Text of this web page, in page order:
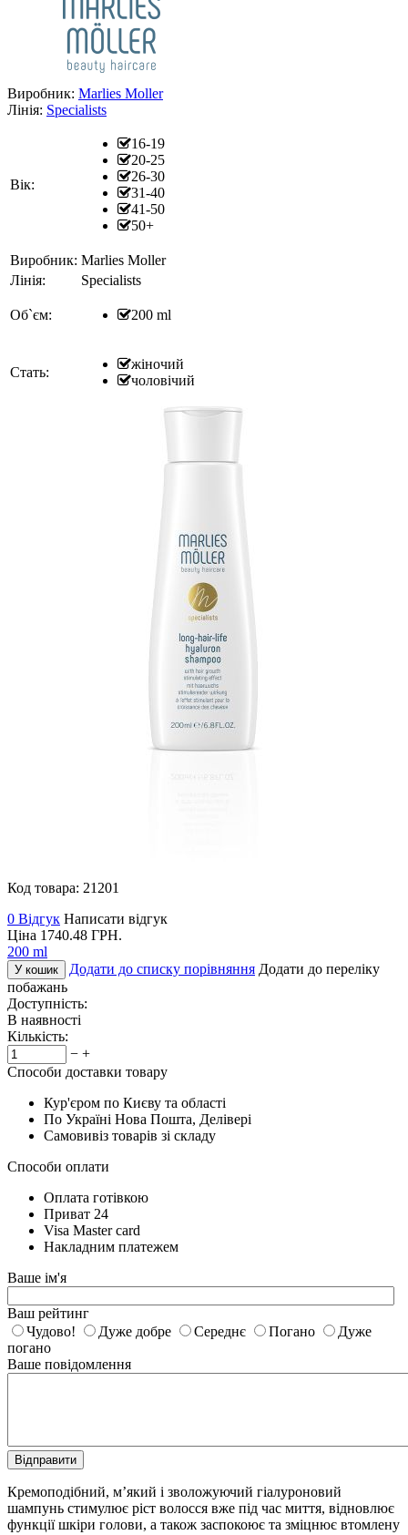
Виробник: Marlies Moller
Лінія: Specialists
Вік:
16-19
20-25
26-30
31-40
41-50
50+
Виробник: Marlies Moller
Лінія:
Specialists
Об`єм: 200 ml
Стать:
жіночий
чоловічий
Код товара: 21201
0 Відгук Написати відгук
Ціна 1740.48 ГРН.
200 ml
У кошик Додати до списку порівняння Додати до переліку
побажань
Доступність:
В наявності
Кількість:
− +
Способи доставки товару
Кур'єром по Києву та області
По Україні Нова Пошта, Делівері
Самовивіз товарів зі складу
Способи оплати
Оплата готівкою
Приват 24
Visa Master card
Накладним платежем
Ваше ім'я
Ваш рейтинг
Чудово!
Дуже добре Середнє Погано
Дуже
погано
Ваше повідомлення
Відправити
Кремоподібний, м’який і зволожуючий гіалуроновий
шампунь стимулює ріст волосся вже під час миття, відновлює
функції шкіри голови, а також заспокоює та зміцнює втомлену